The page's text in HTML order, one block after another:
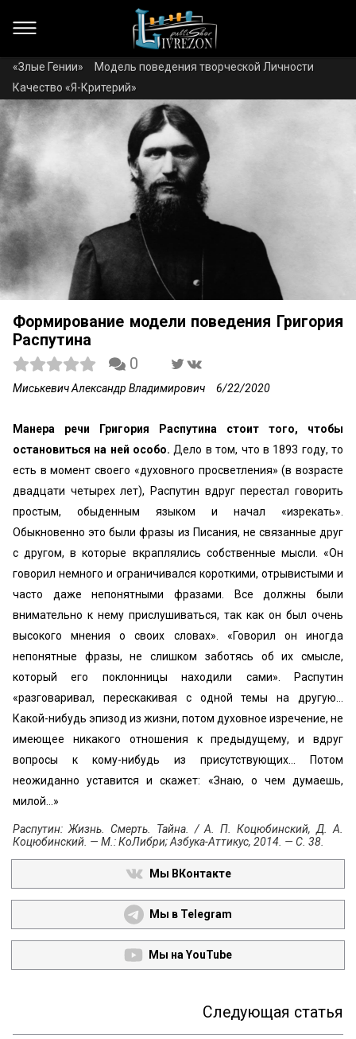
«Злые Гении»
Модель поведения творческой Личности
Качество «Я-Критерий»
Формирование модели поведения Григория
Распутина
0
Миськевич Александр Владимирович 6/22/2020
Манера речи Григория Распутина стоит того, чтобы
остановиться на ней особо. Дело в том, что в 1893 году, то
есть в момент своего «духовного просветления» (в возрасте
двадцати четырех лет), Распутин вдруг перестал говорить
простым, обыденным языком и начал «изрекать».
Обыкновенно это были фразы из Писания, не связанные друг
с другом, в которые вкраплялись собственные мысли. «Он
говорил немного и ограничивался короткими, отрывистыми и
часто даже непонятными фразами. Все должны были
внимательно к нему прислушиваться, так как он был очень
высокого мнения о своих словах». «Говорил он иногда
непонятные фразы, не слишком заботясь об их смысле,
который его поклонницы находили сами». Распутин
«разговаривал, перескакивая с одной темы на другую...
Какой-нибудь эпизод из жизни, потом духовное изречение, не
имеющее никакого отношения к предыдущему, и вдруг
вопросы к кому-нибудь из присутствующих... Потом
неожиданно уставится и скажет: «Знаю, о чем думаешь,
милой...»
Распутин: Жизнь. Смерть. Тайна. / А. П. Коцюбинский, Д. А.
Коцюбинский. — М.: КоЛибри; Азбука-Аттикус, 2014. — С. 38.
Мы ВКонтакте
Мы в Telegram
Мы на YouTube
Следующая статья